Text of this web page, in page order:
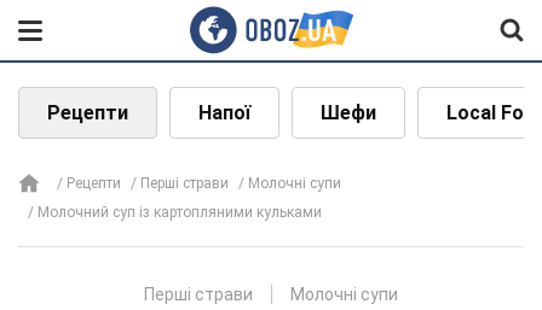
Рецепти Напої Шефи Local
Рецепти Перші страви
Молочні супи
Молочний суп із картопляними кульками
Перші страви Молочні супи